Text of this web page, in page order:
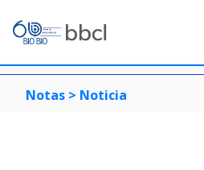
Notas > Noticia